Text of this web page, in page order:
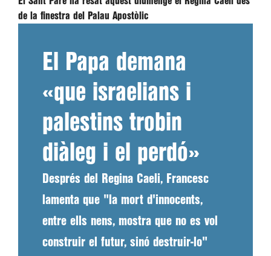
de la finestra del Palau Apostòlic
El Papa demana
«que israelians i
palestins trobin
diàleg i el perdó»
Després del Regina Caeli, Francesc
lamenta que "la mort d'innocents,
entre ells nens, mostra que no es vol
construir el futur, sinó destruir-lo"